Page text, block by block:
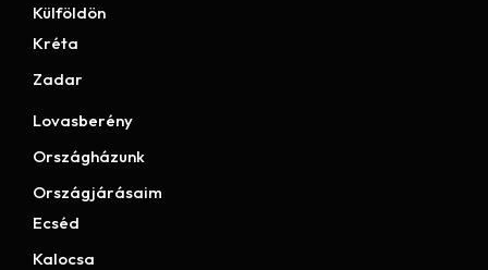
Külföldön
Kréta
Zadar
Lovasberény
Országházunk
Országjárásaim
Ecséd
Kalocsa